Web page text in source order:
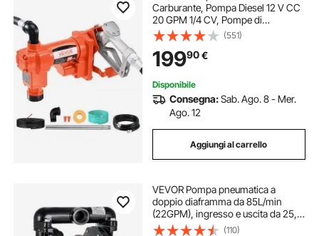
Carburante, Pompa Diesel 12 V CC
20 GPM 1/4 CV, Pompe di
Estrazione con Ugello Manuale,
Tubo di Scarico e Tubo di
Aspirazione, per Benzina, Diesel,
Cherosene
(551)
19990€
Disponibile
Consegna:Sab. Ago. 8 - Mer.
Ago. 12
Aggiungi al carrello
VEVOR Pompa pneumatica a
doppio diaframma da 85L/min
(22GPM), ingresso e uscita da 25,4
mm
(110)